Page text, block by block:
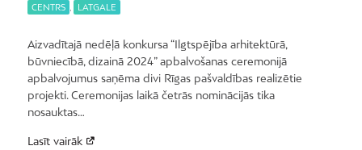
CENTRS , LATGALE
Aizvadītajā nedēļā konkursa “Ilgtspējība arhitektūrā,
būvniecībā, dizainā 2024” apbalvošanas ceremonijā
apbalvojumus saņēma divi Rīgas pašvaldības realizētie
projekti. Ceremonijas laikā četrās nominācijās tika
nosauktas…
Lasīt vairāk